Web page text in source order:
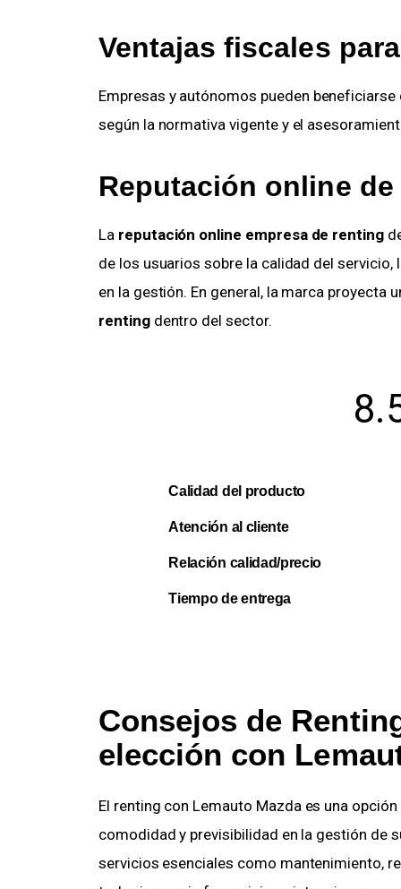
Ventajas fiscales
Empresas y autónomos pueden
según la normativa vigente y el
Reputación online de
La reputación online empresa de renting
de los usuarios sobre la calidad del servicio,
en la gestión. En general, la marca proyecta
rentingdentro del sector.
Calidad del producto
Atención al cliente
Relación calidad/precio
Tiempo de entrega
Consejos de
elección con
El renting con Lemauto Mazda es una
comodidad y previsibilidad en la gestión de
servicios esenciales como mantenimiento,